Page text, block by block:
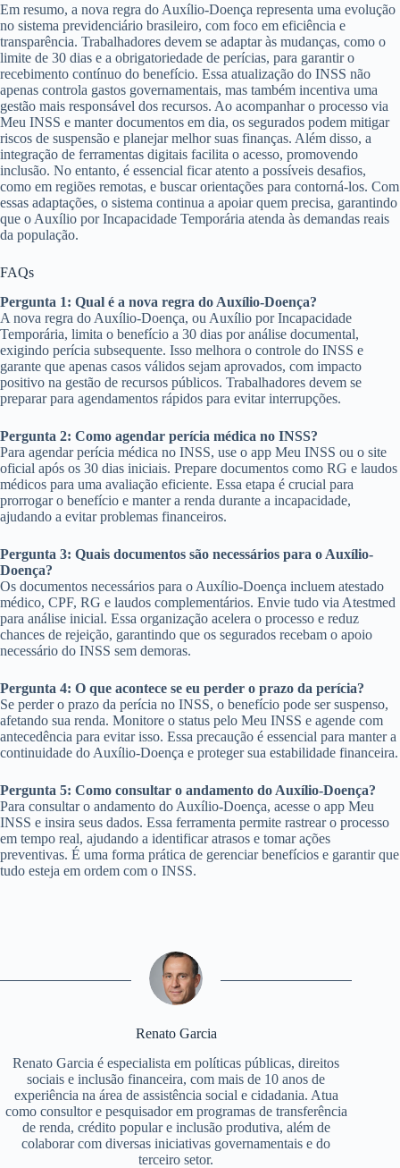
Em resumo, a nova regra do Auxílio-Doença representa uma evolução
no sistema previdenciário brasileiro, com foco em eficiência e
transparência. Trabalhadores devem se adaptar às mudanças, como o
limite de 30 dias e a obrigatoriedade de perícias, para garantir o
recebimento contínuo do benefício. Essa atualização do INSS não
apenas controla gastos governamentais, mas também incentiva uma
gestão mais responsável dos recursos. Ao acompanhar o processo via
Meu INSS e manter documentos em dia, os segurados podem mitigar
riscos de suspensão e planejar melhor suas finanças. Além disso, a
integração de ferramentas digitais facilita o acesso, promovendo
inclusão. No entanto, é essencial ficar atento a possíveis desafios,
como em regiões remotas, e buscar orientações para contorná-los. Com
essas adaptações, o sistema continua a apoiar quem precisa, garantindo
que o Auxílio por Incapacidade Temporária atenda às demandas reais
da população.
FAQs
Pergunta 1: Qual é a nova regra do Auxílio-Doença?
A nova regra do Auxílio-Doença, ou Auxílio por Incapacidade
Temporária, limita o benefício a 30 dias por análise documental,
exigindo perícia subsequente. Isso melhora o controle do INSS e
garante que apenas casos válidos sejam aprovados, com impacto
positivo na gestão de recursos públicos. Trabalhadores devem se
preparar para agendamentos rápidos para evitar interrupções.
Pergunta 2: Como agendar perícia médica no INSS?
Para agendar perícia médica no INSS, use o app Meu INSS ou o site
oficial após os 30 dias iniciais. Prepare documentos como RG e laudos
médicos para uma avaliação eficiente. Essa etapa é crucial para
prorrogar o benefício e manter a renda durante a incapacidade,
ajudando a evitar problemas financeiros.
Pergunta 3: Quais documentos são necessários para o Auxílio-
Doença?
Os documentos necessários para o Auxílio-Doença incluem atestado
médico, CPF, RG e laudos complementários. Envie tudo via Atestmed
para análise inicial. Essa organização acelera o processo e reduz
chances de rejeição, garantindo que os segurados recebam o apoio
necessário do INSS sem demoras.
Pergunta 4: O que acontece se eu perder o prazo da perícia?
Se perder o prazo da perícia no INSS, o benefício pode ser suspenso,
afetando sua renda. Monitore o status pelo Meu INSS e agende com
antecedência para evitar isso. Essa precaução é essencial para manter a
continuidade do Auxílio-Doença e proteger sua estabilidade financeira.
Pergunta 5: Como consultar o andamento do Auxílio-Doença?
Para consultar o andamento do Auxílio-Doença, acesse o app Meu
INSS e insira seus dados. Essa ferramenta permite rastrear o processo
em tempo real, ajudando a identificar atrasos e tomar ações
preventivas. É uma forma prática de gerenciar benefícios e garantir que
tudo esteja em ordem com o INSS.
Renato Garcia
Renato Garcia é especialista em políticas públicas, direitos
sociais e inclusão financeira, com mais de 10 anos de
experiência na área de assistência social e cidadania. Atua
como consultor e pesquisador em programas de transferência
de renda, crédito popular e inclusão produtiva, além de
colaborar com diversas iniciativas governamentais e do
terceiro setor.